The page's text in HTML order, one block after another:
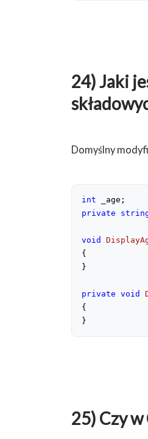
24) Jaki
Domyślny
int
private
void
{
}
private void
{
}
25) Czy